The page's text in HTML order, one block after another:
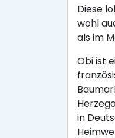
Diese
wohl
als im
Obi ist
in